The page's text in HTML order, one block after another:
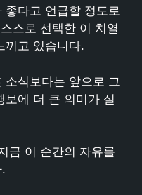
좋다고 언급할 정도로
스로 선택한 이 치열
끼고 있습니다.
소식보다는 앞으로 그
보에 더 큰 의미가 실
금 이 순간의 자유를